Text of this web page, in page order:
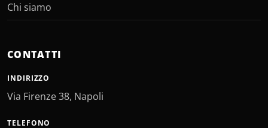
Chi siamo
CONTATTI
INDIRIZZO
Via Firenze 38, Napoli
TELEFONO